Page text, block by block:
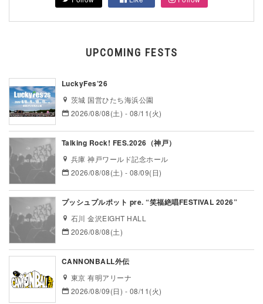
UPCOMING FESTS
LuckyFes’26
茨城 国営ひたち海浜公園
2026/08/08(土) - 08/11(火)
Talking Rock! FES.2026（神戸）
兵庫 神戸ワールド記念ホール
2026/08/08(土) - 08/09(日)
プッシュプルポット pre. “笑福絶唱FESTIVAL 2026”
石川 金沢EIGHT HALL
2026/08/08(土)
CANNONBALL外伝
東京 有明アリーナ
2026/08/09(日) - 08/11(火)